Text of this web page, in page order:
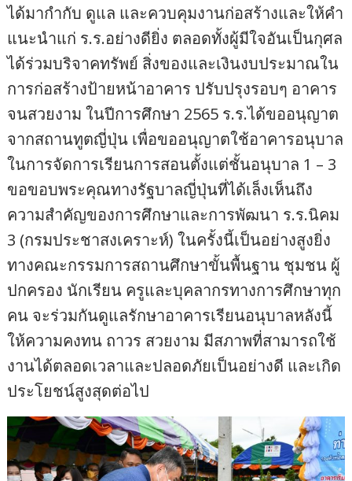
ได้มากำกับ ดูแล และควบคุมงานก่อสร้างและให้คำ
แนะนำแก่ ร.ร.อย่างดียิ่ง ตลอดทั้งผู้มีใจอันเป็นกุศล
ได้ร่วมบริจาคทรัพย์ สิ่งของและเงินงบประมาณใน
การก่อสร้างป้ายหน้าอาคาร ปรับปรุงรอบๆ อาคาร
จนสวยงาม ในปีการศึกษา 2565 ร.ร.ได้ขออนุญาต
จากสถานทูตญี่ปุ่น เพื่อขออนุญาตใช้อาคารอนุบาล
ในการจัดการเรียนการสอนตั้งแต่ชั้นอนุบาล 1 – 3
ขอขอบพระคุณทางรัฐบาลญี่ปุ่นที่ได้เล็งเห็นถึง
ความสำคัญของการศึกษาและการพัฒนา ร.ร.นิคม
3 (กรมประชาสงเคราะห์) ในครั้งนี้เป็นอย่างสูงยิ่ง
ทางคณะกรรมการสถานศึกษาขั้นพื้นฐาน ชุมชน ผู้
ปกครอง นักเรียน ครูและบุคลากรทางการศึกษาทุก
คน จะร่วมกันดูแลรักษาอาคารเรียนอนุบาลหลังนี้
ให้ความคงทน ถาวร สวยงาม มีสภาพที่สามารถใช้
งานได้ตลอดเวลาและปลอดภัยเป็นอย่างดี และเกิด
ประโยชน์สูงสุดต่อไป